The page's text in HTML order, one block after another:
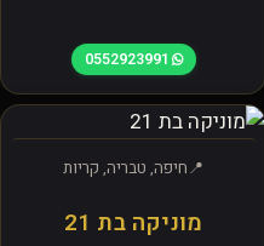
0552923991
חיפה, טבריה, קריות
מוניקה בת 21